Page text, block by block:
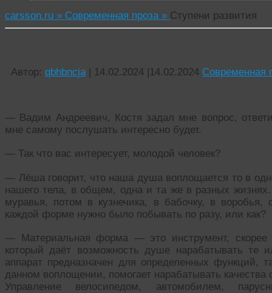
carsson.ru » Современная проза » Ступени развития
Автор: qbhbncja | 14.02.2024 |14.02.2024 Современная
— Вадим Андреевич, Костя задал мне вопрос,
мне самому послушать интересно будет.
— Так что вас интересует, молодой человек?
— Лёша говорит, что наша душа воплощается то в
нашего тела, в общем, одна и та же в разных
муравья, потом в кузнечика, в бабочку, в
каждой форме нужно было побывать по разу, или как?
— Материальная форма — это инструмент, скорее
который даёт возможность душе нарабатывать те
аппарат предназначен для определенных
данном воплощении, помогает нарабатывать качества
Управление велосипедом, автомобилем,